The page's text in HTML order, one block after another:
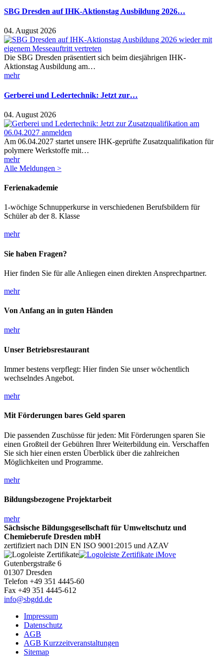
SBG Dresden auf IHK-Aktionstag Ausbildung 2026…
04. August 2026
Die SBG Dresden präsentiert sich beim diesjährigen IHK-
Aktionstag Ausbildung am…
mehr
Gerberei und Ledertechnik: Jetzt zur…
04. August 2026
Am 06.04.2027 startet unsere IHK-geprüfte Zusatzqualifikation für
polymere Werkstoffe mit…
mehr
Alle Meldungen >
Ferienakademie
1-wöchige Schnupperkurse in verschiedenen Berufsbildern für
Schüler ab der 8. Klasse
mehr
Sie haben Fragen?
Hier finden Sie für alle Anliegen einen direkten Ansprechpartner.
mehr
Von Anfang an in guten Händen
mehr
Unser Betriebsrestaurant
Immer bestens verpflegt: Hier finden Sie unser wöchentlich
wechselndes Angebot.
mehr
Mit Förderungen bares Geld sparen
Die passenden Zuschüsse für jeden: Mit Förderungen sparen Sie
einen Großteil der Gebühren Ihrer Weiterbildung ein. Verschaffen
Sie sich hier einen ersten Überblick über die zahlreichen
Möglichkeiten und Programme.
mehr
Bildungsbezogene Projektarbeit
mehr
Sächsische Bildungsgesellschaft für Umweltschutz und
Chemieberufe Dresden mbH
zertifiziert nach DIN EN ISO 9001:2015 und AZAV
Gutenbergstraße 6
01307 Dresden
Telefon +49 351 4445-60
Fax +49 351 4445-612
info@sbgdd.de
Impressum
Datenschutz
AGB
AGB Kurzzeitveranstaltungen
Sitemap